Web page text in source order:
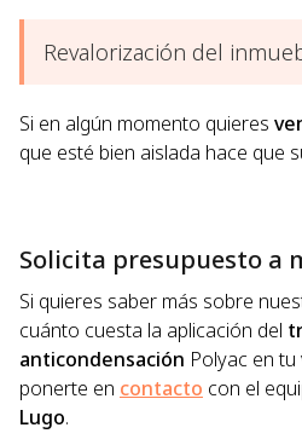
Revalorización del
Si en algún momento quieres
que esté bien aislada hace que
Solicita presupuesto a
Si quieres saber más sobre
cuánto cuesta la aplicación del
anticondensación Polyac en
ponerte en contacto con el
Lugo.